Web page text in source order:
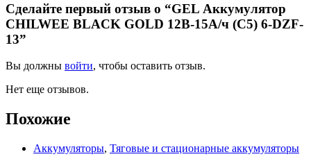
Сделайте первый отзыв о “GEL Аккумулятор
CHILWEE BLACK GOLD 12В-15А/ч (С5) 6-DZF-
13”
Вы должны войти, чтобы оставить отзыв.
Нет еще отзывов.
Похожие
Аккумуляторы, Тяговые и стационарные аккумуляторы